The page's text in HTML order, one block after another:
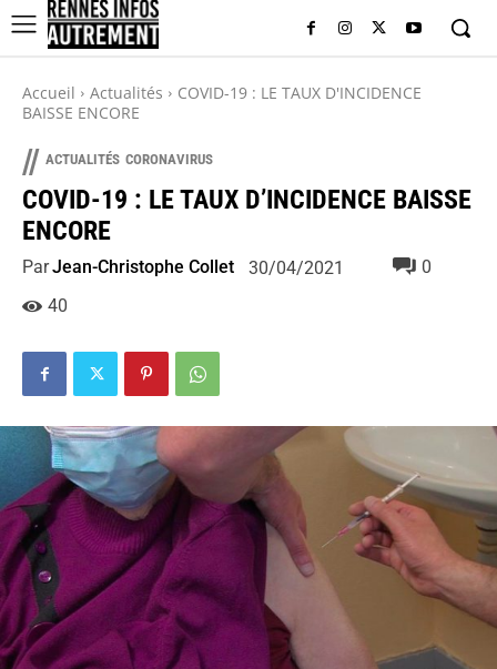
Accueil Actualités
COVID-19 : LE TAUX D'INCIDENCE
BAISSE ENCORE
// ACTUALITÉS CORONAVIRUS
COVID-19 : LE TAUX D’INCIDENCE BAISSE
ENCORE
ParJean-Christophe Collet 30/04/2021
0
40